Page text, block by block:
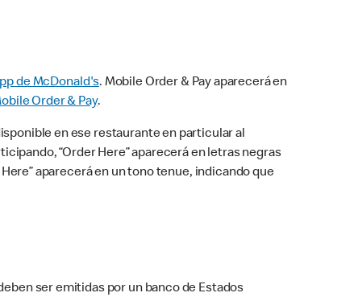
de McDonald's. Mobile Order & Pay aparecerá en
Order & Pay.
en ese restaurante en particular al
“Order Here” aparecerá en letras negras
aparecerá en un tono tenue, indicando que
ser emitidas por un banco de Estados